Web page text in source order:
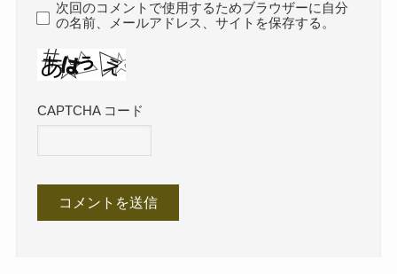
次回のコメントで使用するためブラウザーに自分
の名前、メールアドレス、サイトを保存する。
CAPTCHA コード